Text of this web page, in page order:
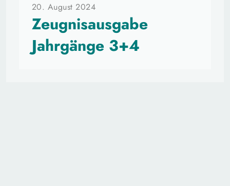
20. August 2024
Zeugnisausgabe
Jahrgänge 3+4